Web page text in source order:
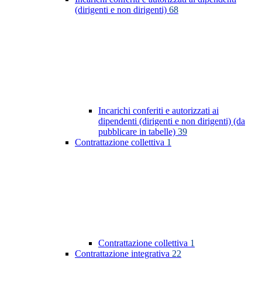
(dirigenti e non dirigenti) 68
Incarichi conferiti e autorizzati ai
dipendenti (dirigenti e non dirigenti) (da
pubblicare in tabelle) 39
Contrattazione collettiva 1
Contrattazione collettiva 1
Contrattazione integrativa 22